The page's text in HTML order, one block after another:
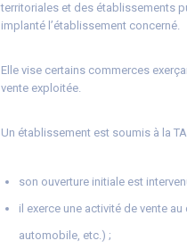
territoriales et des établissements
implanté l’établissement concerné.
Elle vise certains commerces
vente exploitée.
Un établissement est soumis à la
son ouverture initiale est
il exerce une activité de vente
automobile, etc.) ;